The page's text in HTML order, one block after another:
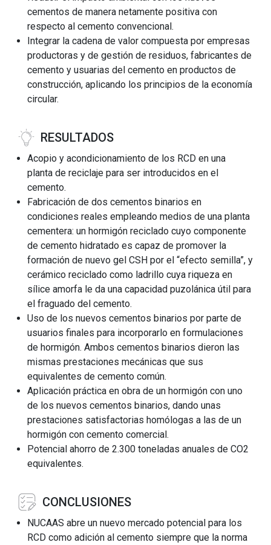
cementos de manera netamente positiva con
respecto al cemento convencional.
Integrar la cadena de valor compuesta por empresas
productoras y de gestión de residuos, fabricantes de
cemento y usuarias del cemento en productos de
construcción, aplicando los principios de la economía
circular.
RESULTADOS
Acopio y acondicionamiento de los RCD en una
planta de reciclaje para ser introducidos en el
cemento.
Fabricación de dos cementos binarios en
condiciones reales empleando medios de una planta
cementera: un hormigón reciclado cuyo componente
de cemento hidratado es capaz de promover la
formación de nuevo gel CSH por el “efecto semilla”, y
cerámico reciclado como ladrillo cuya riqueza en
sílice amorfa le da una capacidad puzolánica útil para
el fraguado del cemento.
Uso de los nuevos cementos binarios por parte de
usuarios finales para incorporarlo en formulaciones
de hormigón. Ambos cementos binarios dieron las
mismas prestaciones mecánicas que sus
equivalentes de cemento común.
Aplicación práctica en obra de un hormigón con uno
de los nuevos cementos binarios, dando unas
prestaciones satisfactorias homólogas a las de un
hormigón con cemento comercial.
Potencial ahorro de 2.300 toneladas anuales de CO2
equivalentes.
CONCLUSIONES
NUCAAS abre un nuevo mercado potencial para los
RCD como adición al cemento siempre que la norma